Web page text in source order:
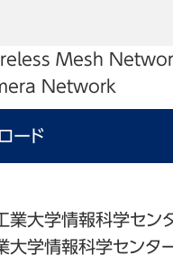
Mesh
Network
ード
業大学情報科学セン
大学情報科学センタ